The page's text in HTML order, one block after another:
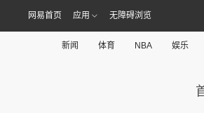
网易首页 应用 无障碍浏览
新闻 体育 NBA 娱乐